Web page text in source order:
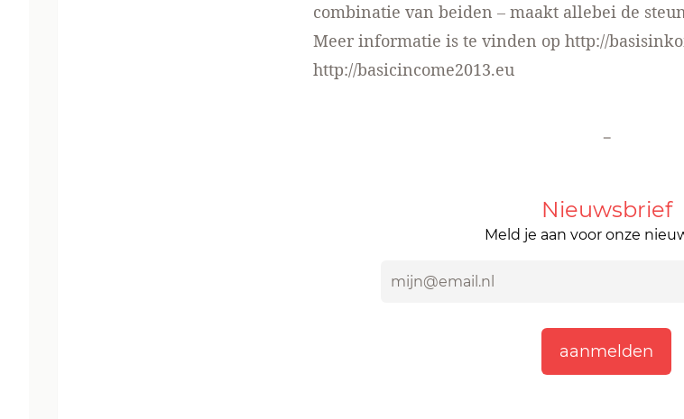
combinatie van beiden – maakt allebei de
Meer informatie is te vinden op http://
http://basicincome2013.eu
-
Nieuwsbrief
Meld je aan voor onze